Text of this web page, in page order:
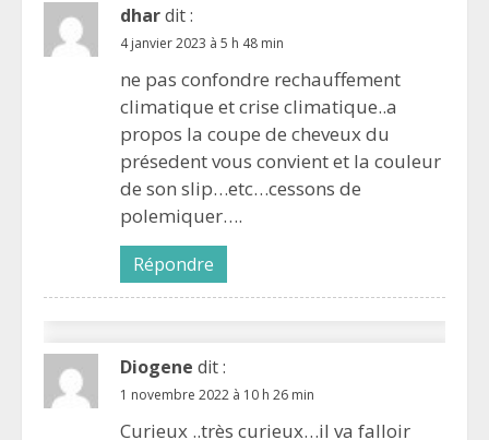
dhardit :
4 janvier 2023 à 5 h 48 min
ne pas confondre rechauffement
climatique et crise climatique..a
propos la coupe de cheveux du
présedent vous convient et la couleur
de son slip…etc…cessons de
polemiquer….
Répondre
Diogene dit :
1 novembre 2022 à 10 h 26 min
Curieux ..très curieux…il va falloir